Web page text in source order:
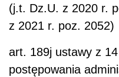
(j.t. Dz.U. z 2020 r.
z 2021 r. poz. 2052)
art. 189j ustawy z
postępowania